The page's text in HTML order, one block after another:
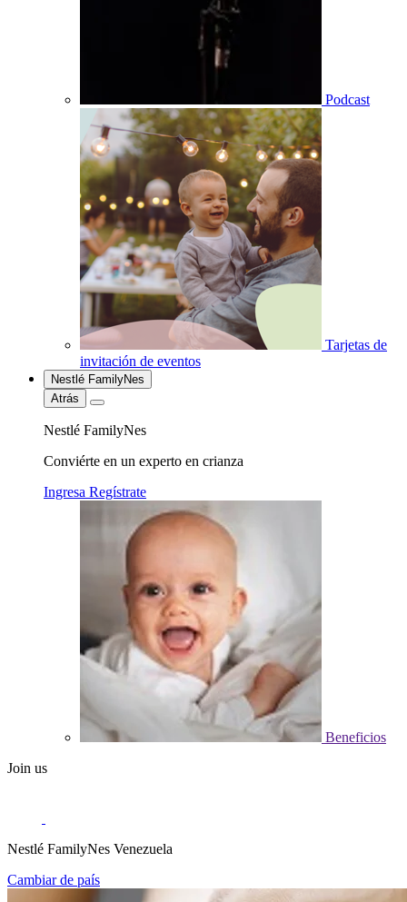
Podcast
Tarjetas de
invitación de eventos
Nestlé FamilyNes
Atrás
Nestlé FamilyNes
Conviérte en un experto en crianza
Ingresa Regístrate
Beneficios
Join us
Nestlé FamilyNes Venezuela
Cambiar de país